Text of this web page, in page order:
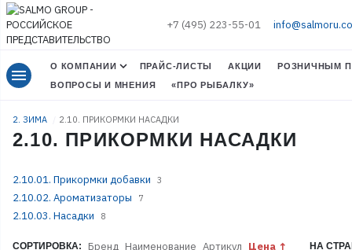
+7 (495) 223-55-01
menu О КОМПАНИИ ПРАЙС-ЛИСТЫ АКЦИИ
РОЗНИЧНЫМ
ВОПРОСЫ И МНЕНИЯ
«ПРО РЫБАЛКУ»
2. ЗИМА 2.10. ПРИКОРМКИ НАСАДКИ
2.10. ПРИКОРМКИ НАСАДКИ
2.10.01. Прикормки добавки 3
2.10.02. Ароматизаторы 7
2.10.03. Насадки 8
СОРТИРОВКА: Бренд Наименование Артикул Цена НА